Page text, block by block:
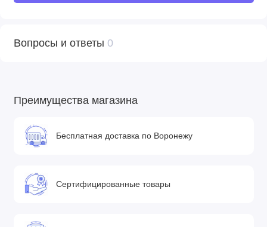
Вопросы и ответы 0
Преимущества магазина
Бесплатная доставка по Воронежу
Сертифицированные товары